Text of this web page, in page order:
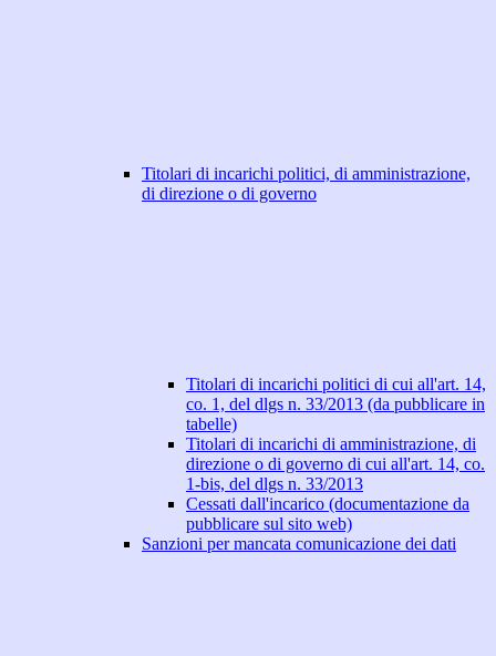
Titolari di incarichi politici, di amministrazione,
di direzione o di governo
Titolari di incarichi politici di cui all'art. 14,
co. 1, del dlgs n. 33/2013 (da pubblicare in
tabelle)
Titolari di incarichi di amministrazione, di
direzione o di governo di cui all'art. 14, co.
1-bis, del dlgs n. 33/2013
Cessati dall'incarico (documentazione da
pubblicare sul sito web)
Sanzioni per mancata comunicazione dei dati